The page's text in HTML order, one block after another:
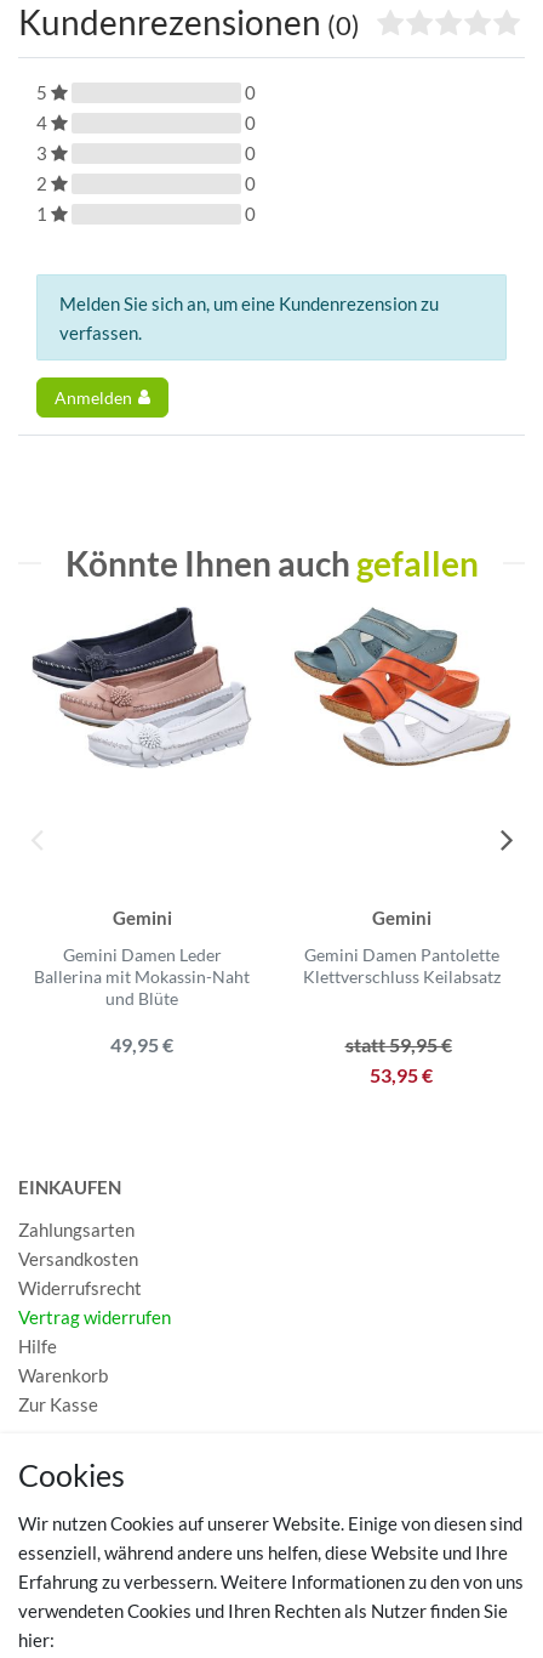
Kundenrezensionen (0)
5
0
4
0
3
0
2
0
1
0
Melden Sie sich an, um eine Kundenrezension zu
verfassen.
Anmelden
Könnte Ihnen auch gefallen
Gemini
Gemini Damen Leder
Ballerina mit Mokassin-Naht
und Blüte
49,95 €
Gemini
Gemini Damen Pantolette
Klettverschluss Keilabsatz
statt 59,95 €
53,95 €
EINKAUFEN
Zahlungsarten
Versandkosten
Widerrufsrecht
Vertrag widerrufen
Hilfe
Warenkorb
Zur Kasse
MEIN KONTO
TOP SCHUHTHEMEN
Hausschuhe - Bequeme Schuhe für zuhause
Cookies
Wir nutzen Cookies auf unserer Website. Einige von diesen sind
essenziell, während andere uns helfen, diese Website und Ihre
Erfahrung zu verbessern. Weitere Informationen zu den von uns
verwendeten Cookies und Ihren Rechten als Nutzer finden Sie
hier: